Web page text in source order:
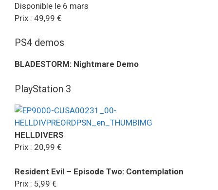
Disponible le 6 mars
Prix : 49,99 €
PS4 demos
BLADESTORM: Nightmare Demo
PlayStation 3
HELLDIVERS
Prix : 20,99 €
Resident Evil – Episode Two: Contemplation
Prix : 5,99 €